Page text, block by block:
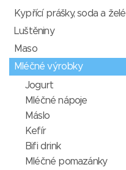
Kypřící prášky, soda a želé
Luštěniny
Maso
Mléčné výrobky
Jogurt
Mléčné nápoje
Máslo
Kefír
Bifi drink
Mléčné pomazánky